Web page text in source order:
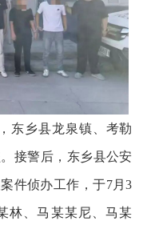
东乡县龙泉镇、考勒
接警后，东乡县公安
件侦办工作，于7月3
林、马某某尼、马某